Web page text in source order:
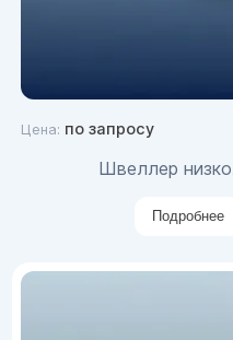
Цена: по запросу
Швеллер
Подробнее